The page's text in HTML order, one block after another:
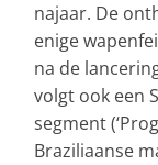
najaar. De
enige
na de
volgt ook een
segment
Braziliaanse